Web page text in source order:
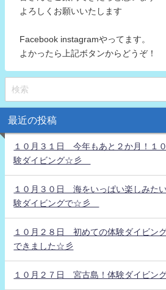
よろしくお願いいたします
Facebook instagramやってます。
よかったら上記ボタンからどうぞ！
最近の投稿
１０月３１日 今年もあと２か月！１
験ダイビング☆彡
１０月３０日 海をいっぱい楽しみた
験ダイビングで☆彡
１０月２８日 初めての体験ダイビン
できました☆彡
１０月２７日 宮古島！体験ダイビン